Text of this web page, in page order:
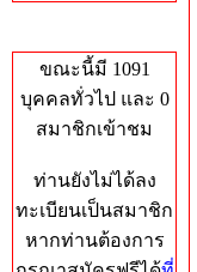
ขณะนี้มี 1091
บุคคลทั่วไป และ 0
สมาชิกเข้าชม
ท่านยังไม่ได้ลง
ทะเบียนเป็นสมาชิก
หากท่านต้องการ